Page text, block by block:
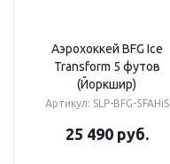
Аэрохоккей BFG Ice
Transform 5 футов
(Йоркшир)
Артикул: SLP-BFG-5FAHiS
25 490руб.